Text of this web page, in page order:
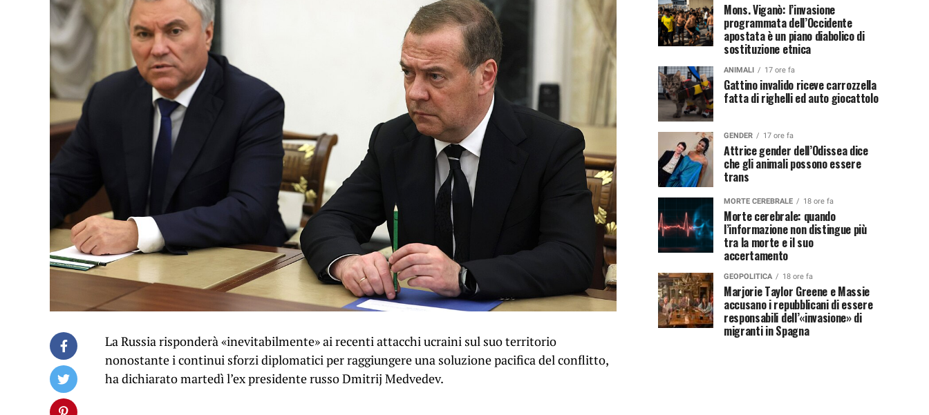
La Russia risponderà «inevitabilmente» ai recenti attacchi ucraini sul suo territorio
nonostante i continui sforzi diplomatici per raggiungere una soluzione pacifica del conflitto,
ha dichiarato martedì l’ex presidente russo Dmitrij Medvedev.
Mons. Viganò: l’invasione
programmata dell’Occidente
apostata è un piano diabolico di
sostituzione etnica
ANIMALI 17 ore fa
Gattino invalido riceve carrozzella
fatta di righelli ed auto giocattolo
GENDER 17 ore fa
Attrice gender dell’Odissea dice
che gli animali possono essere
trans
MORTE CEREBRALE 18 ore fa
Morte cerebrale: quando
l’informazione non distingue più
tra la morte e il suo
accertamento
GEOPOLITICA 18 ore fa
Marjorie Taylor Greene e Massie
accusano i repubblicani di essere
responsabili dell’«invasione» di
migranti in Spagna